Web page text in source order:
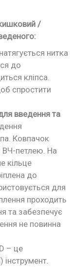
/
нитка
до
кліпса.
спростити
введення та
Ковпачок
ВЧ-петлею. На
кільце
до
для
проходить
та забезпечує
не повинна
– це